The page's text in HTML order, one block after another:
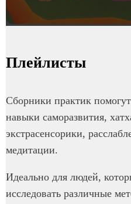
Плейлисты
Сборники практик
навыки саморазвития,
экстрасенсорики,
медитации.
Идеально для людей,
исследовать различные